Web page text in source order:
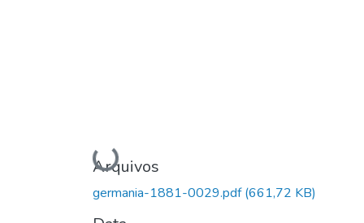
Carregando...
Arquivos
germania-1881-0029.pdf(661,72 KB)